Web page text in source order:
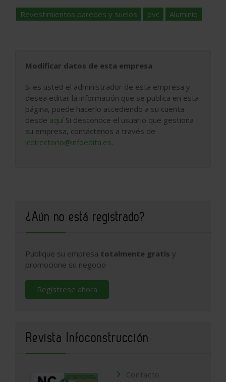
Revestimientos paredes y suelos pvc Aluminio
Modificar datos de esta empresa
Si es usted el administrador de esta empresa y
desea editar la información que se publica en esta
página, puede hacerlo accediendo a su cuenta
desde aquí Si desconoce el usuario que gestiona
su empresa, contáctenos a través de
icdirectorio@infoedita.es.
¿Aún no está registrado?
Publique su empresa totalmente gratis y
promocione su negocio
Regístrese ahora
Revista Infoconstrucción
Contacto